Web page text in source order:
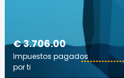
€ 3.706.00
Impuestos pagados
por ti